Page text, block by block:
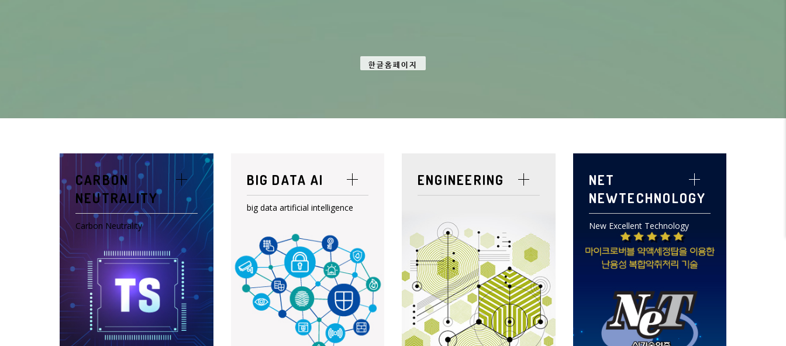
한글홈페이지
CARBON
NEUTRALITY
Carbon Neutrality
BIG DATA AI
big data artificial intelligence
ENGINEERING
NET
NEWTECHNOLOGY
New Excellent Technology